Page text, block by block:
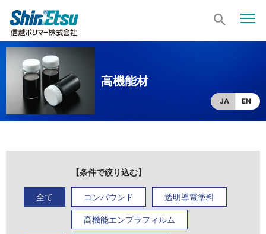
高機能材
JA EN
全て コンパウンド 透明導電塗料
高機能エンプラフィルム